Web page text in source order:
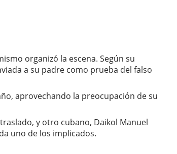
organizó la escena. Según su
a su padre como prueba del falso
aprovechando la preocupación de su
y otro cubano, Daikol Manuel
uno de los implicados.